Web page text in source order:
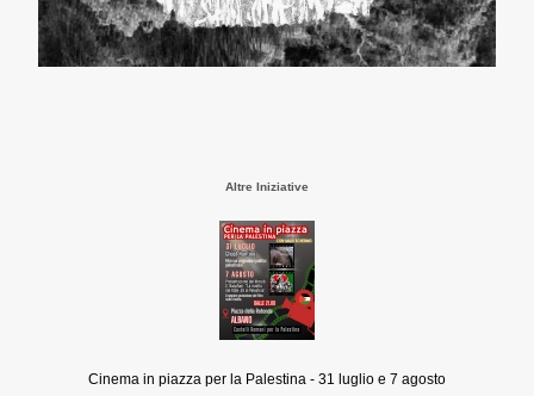
Altre Iniziative
Cinema in piazza per la Palestina - 31 luglio e 7 agosto